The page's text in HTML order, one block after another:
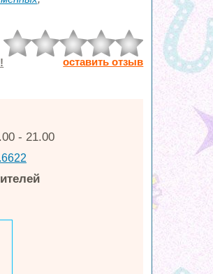
оставить отзыв
- 21.00